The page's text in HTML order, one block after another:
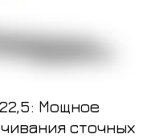
Мощное
сточных